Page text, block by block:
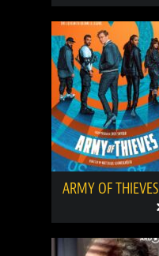
ARMY OF THIEVES